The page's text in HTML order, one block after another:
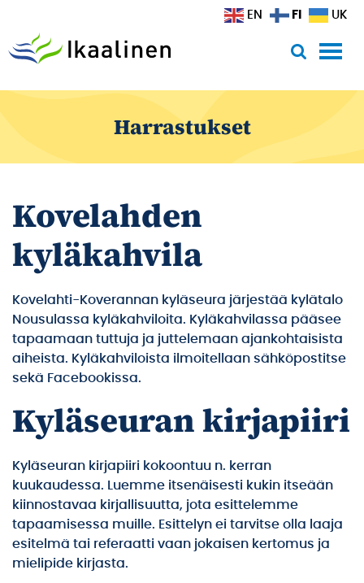
Harrastukset
Kovelahden
kyläkahvila
Kovelahti-Koverannan kyläseura järjestää kylätalo
Nousulassa kyläkahviloita. Kyläkahvilassa pääsee
tapaamaan tuttuja ja juttelemaan ajankohtaisista
aiheista. Kyläkahviloista ilmoitellaan sähköpostitse
sekä Facebookissa.
Kyläseuran kirjapiiri
Kyläseuran kirjapiiri kokoontuu n. kerran
kuukaudessa. Luemme itsenäisesti kukin itseään
kiinnostavaa kirjallisuutta, jota esittelemme
tapaamisessa muille. Esittelyn ei tarvitse olla laaja
esitelmä tai referaatti vaan jokaisen kertomus ja
mielipide kirjasta.
EN FI UK